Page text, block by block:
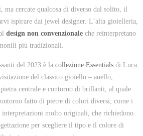
ma cercate qualcosa di diverso dal solito, il
ispirare dai jewel designer. L’alta gioielleria,
design non convenzionale che reinterpretano
più tradizionali.
del 2023 è la collezione Essentials di Luca
del classico gioiello – anello,
centrale e contorno di brillanti, al quale
fatto di pietre di colori diversi, come i
molto originali, che richiedono
per scegliere il tipo e il colore di